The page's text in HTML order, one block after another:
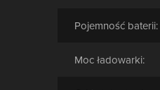
Pojemność baterii:
Moc ładowarki: